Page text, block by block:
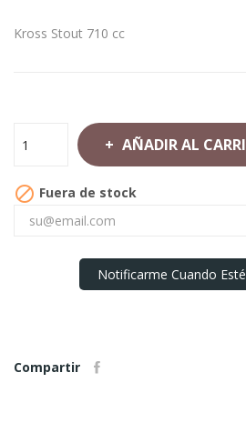
Kross Stout 710 cc
AÑADIR AL
 Fuera de stock
Notificarme Cuando
Compartir